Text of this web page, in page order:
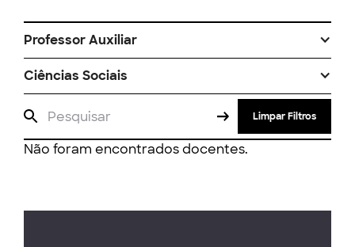
Professor Auxiliar
Ciências Sociais
Limpar Filtros
Não foram encontrados docentes.